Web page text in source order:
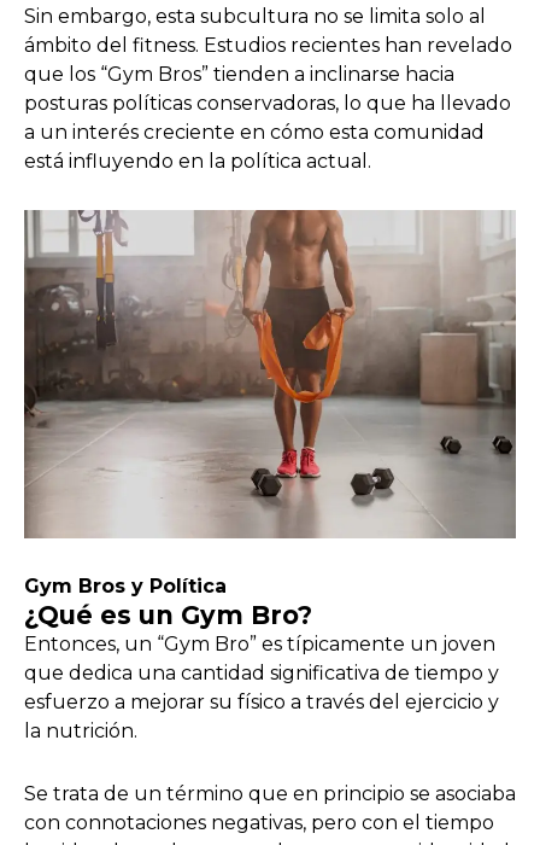
Sin embargo, esta subcultura no se limita solo al
ámbito del fitness. Estudios recientes han revelado
que los “Gym Bros” tienden a inclinarse hacia
posturas políticas conservadoras, lo que ha llevado
a un interés creciente en cómo esta comunidad
está influyendo en la política actual.
Gym Bros y Política
¿Qué es un Gym Bro?
Entonces, un “Gym Bro” es típicamente un joven
que dedica una cantidad significativa de tiempo y
esfuerzo a mejorar su físico a través del ejercicio y
la nutrición.
Se trata de un término que en principio se asociaba
con connotaciones negativas, pero con el tiempo